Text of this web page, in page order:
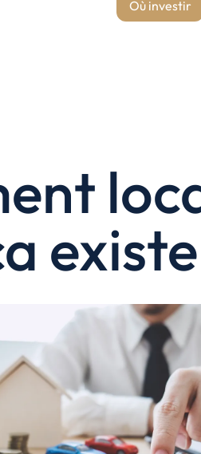
États-UnisOù investir